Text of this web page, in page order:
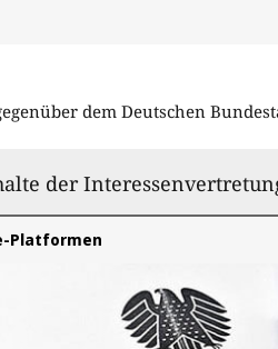
dem Deutschen
der
Platformen